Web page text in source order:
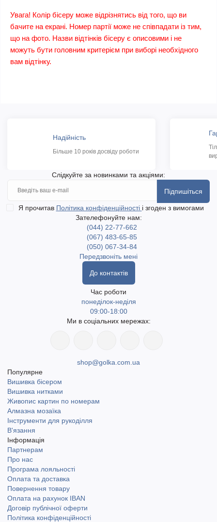
Увага! Колір бісеру може відрізнятись від того, що ви
бачите на екрані. Номер партії може не співпадати із тим,
що на фото. Назви відтінків бісеру є описовими і не
можуть бути головним критерієм при виборі необхідного
вам відтінку.
Надійність
Більше 10 років досвіду роботи
Слідкуйте за новинками та акціями:
Підпишіться
Я прочитав Політика конфіденційності і згоден з вимогами
Зателефонуйте нам:
(044) 22-77-662
(067) 483-65-85
(050) 067-34-84
Передзвоніть мені
До контактів
Час роботи
понеділок-неділя
09:00-18:00
Ми в соціальних мережах:
shop@golka.com.ua
Популярне
Вишивка бісером
Вишивка нитками
Живопис картин по номерам
Алмазна мозаїка
Інструменти для рукоділля
В'язання
Інформація
Партнерам
Про нас
Програма лояльності
Оплата та доставка
Повернення товару
Оплата на рахунок IBAN
Договір публічної оферти
Політика конфіденційності